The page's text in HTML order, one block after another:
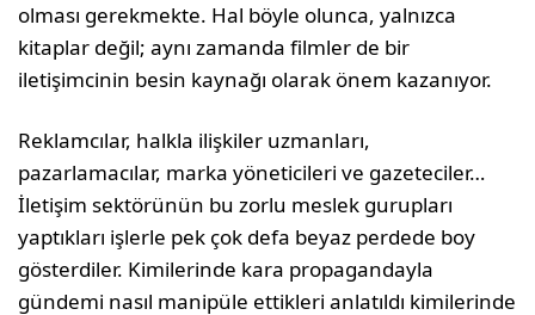
olması gerekmekte. Hal böyle olunca, yalnızca
kitaplar değil; aynı zamanda filmler de bir
iletişimcinin besin kaynağı olarak önem kazanıyor.
Reklamcılar, halkla ilişkiler uzmanları,
pazarlamacılar, marka yöneticileri ve gazeteciler…
İletişim sektörünün bu zorlu meslek gurupları
yaptıkları işlerle pek çok defa beyaz perdede boy
gösterdiler. Kimilerinde kara propagandayla
gündemi nasıl manipüle ettikleri anlatıldı kimilerinde